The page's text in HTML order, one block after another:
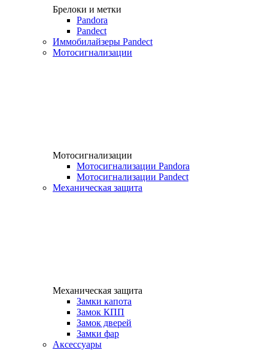
Брелоки и метки
Pandora
Pandect
Иммобилайзеры Pandect
Мотосигнализации
Мотосигнализации
Мотосигнализации Pandora
Мотосигнализации Pandect
Механическая защита
Механическая защита
Замки капота
Замок КПП
Замок дверей
Замки фар
Аксессуары